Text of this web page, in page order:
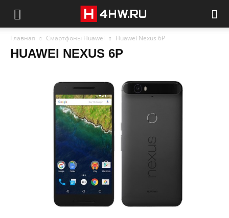
Главная Смартфоны Huawei Huawei Nexus 6P
HUAWEI NEXUS 6P